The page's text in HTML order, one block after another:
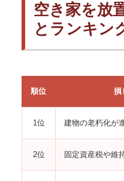
空き家を放
とランキン
順位 損
1位 建物の老朽化が
2位 固定資産税や維